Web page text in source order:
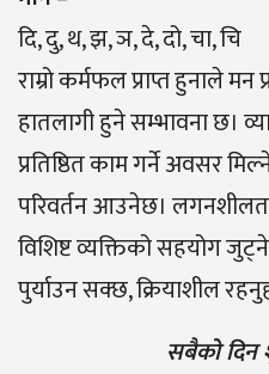
दि, दु, थ, झ, ञ, दे, दो, चा, चि
राम्रो कर्मफल प्राप्त हुनाले
हातलागी हुने सम्भावना छ।
प्रतिष्ठित काम गर्ने अवसर
परिवर्तन आउनेछ।
विशिष्ट व्यक्तिको सहयोग
पुर्याउन सक्छ, क्रियाशील
सबैको